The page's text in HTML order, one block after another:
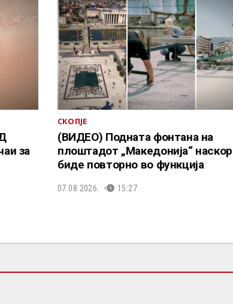
за
СКОПЈЕ
(ВИДЕО) Подната фонтана на
плоштадот „Македонија“
биде повторно во функција
07.08.2026. 15:27